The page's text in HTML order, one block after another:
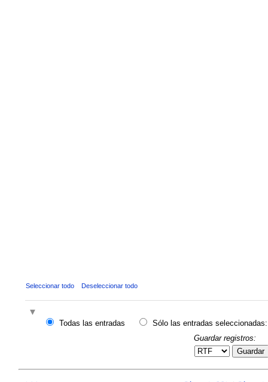
Seleccionar todo Deseleccionar todo
Todas las entradas
Sólo las entradas seleccionadas:
Guardar registros:
Guardar